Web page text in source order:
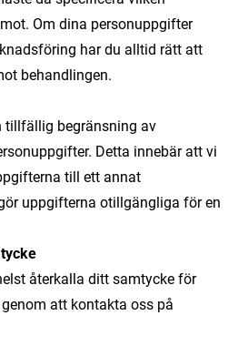
Om dina personuppgifter
har du alltid rätt att
behandlingen.
tillfällig begränsning av
Detta innebär att vi
till ett annat
uppgifterna otillgängliga för en
återkalla ditt samtycke för
att kontakta oss på